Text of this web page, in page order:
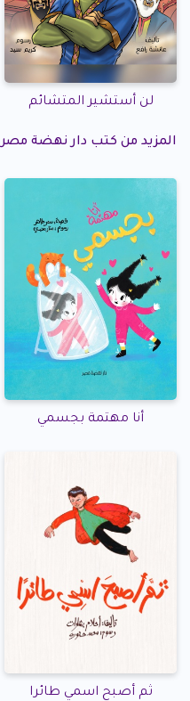
لن أستشير المتشائم
المزيد من كتب دار نهضة مصر
أنا مهتمة بجسمي
ثم أصبح اسمي طائرا